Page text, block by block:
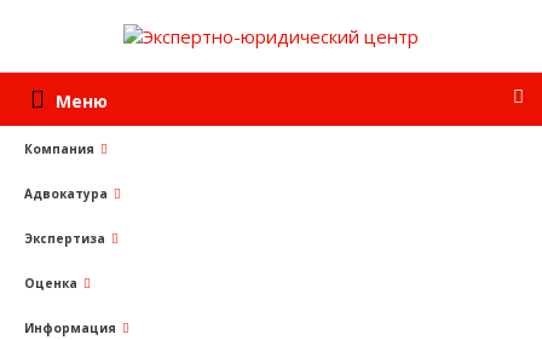
Меню
Компания
Адвокатура
Экспертиза
Оценка
Информация
Услуги
Независимая экспертиза
Экспертиза по определению качества оказанной услуги